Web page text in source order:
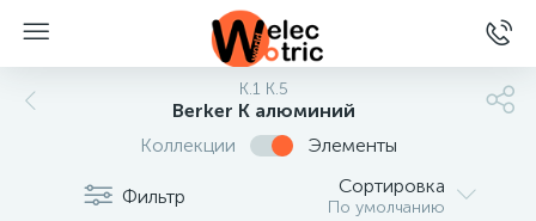
K.1 K.5
Berker K алюминий
Коллекции
Элементы
Фильтр Сортировка
По умолчанию